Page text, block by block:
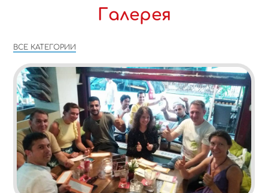
Галерея
ВСЕ КАТЕГОРИИ